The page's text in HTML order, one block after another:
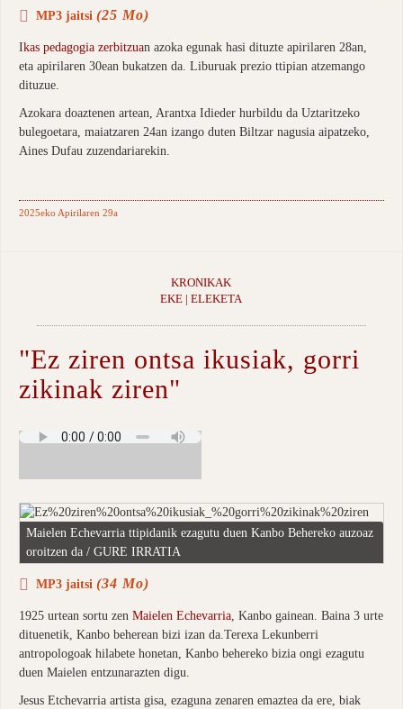
MP3 jaitsi (25 Mo)
Ikas pedagogia zerbitzuan azoka egunak hasi dituzte apirilaren 28an,
eta apirilaren 30ean bukatzen da. Liburuak prezio ttipian atzemango
dituzue.
Azokara doaztenen artean, Arantxa Idieder hurbildu da Uztaritzeko
bulegoetara, maiatzaren 24an izango duten Biltzar nagusia aipatzeko,
Aines Dufau zuzendariarekin.
2025eko Apirilaren 29a
KRONIKAK
EKE | ELEKETA
"Ez ziren ontsa ikusiak, gorri
zikinak ziren"
Maielen Echevarria ttipidanik ezagutu duen Kanbo Behereko auzoaz
oroitzen da / GURE IRRATIA
MP3 jaitsi (34 Mo)
1925 urtean sortu zen Maielen Echevarria , Kanbo gainean. Baina 3 urte
dituenetik, Kanbo beherean bizi izan da.Terexa Lekunberri
antropologoak hilabete honetan, Kanbo behereko bizia ongi ezagutu
duen Maielen entzunarazten digu.
Jesus Etchevarria artista gisa, ezaguna zenaren emaztea da ere, biak